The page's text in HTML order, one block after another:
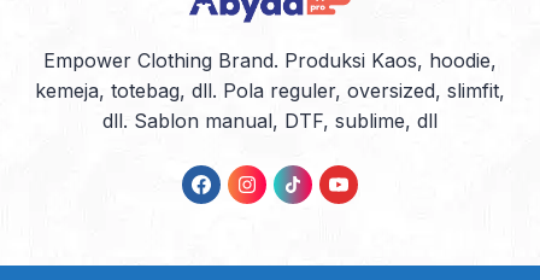
Empower Clothing Brand. Produksi Kaos, hoodie,
kemeja, totebag, dll. Pola reguler, oversized, slimfit,
dll. Sablon manual, DTF, sublime, dll